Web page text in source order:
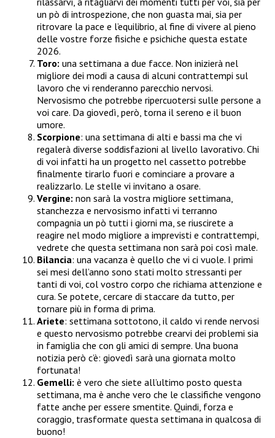
un pò di introspezione, che non guasta mai, sia per
ritrovare la pace e l’equilibrio, al fine di vivere al pieno
delle vostre forze fisiche e psichiche questa estate
2026.
Toro: una settimana a due facce. Non inizierà nel
migliore dei modi a causa di alcuni contrattempi sul
lavoro che vi renderanno parecchio nervosi.
Nervosismo che potrebbe ripercuotersi sulle persone a
voi care. Da giovedì, però, torna il sereno e il buon
umore.
Scorpione: una settimana di alti e bassi ma che vi
regalerà diverse soddisfazioni al livello lavorativo. Chi
di voi infatti ha un progetto nel cassetto potrebbe
finalmente tirarlo fuori e cominciare a provare a
realizzarlo. Le stelle vi invitano a osare.
Vergine: non sarà la vostra migliore settimana,
stanchezza e nervosismo infatti vi terranno
compagnia un pò tutti i giorni ma, se riuscirete a
reagire nel modo migliore a imprevisti e contrattempi,
vedrete che questa settimana non sarà poi così male.
Bilancia: una vacanza è quello che vi ci vuole. I primi
sei mesi dell’anno sono stati molto stressanti per
tanti di voi, col vostro corpo che richiama attenzione e
cura. Se potete, cercare di staccare da tutto, per
tornare più in forma di prima.
Ariete: settimana sottotono, il caldo vi rende nervosi
e questo nervosismo potrebbe crearvi dei problemi sia
in famiglia che con gli amici di sempre. Una buona
notizia però c’è: giovedì sarà una giornata molto
fortunata!
Gemelli: è vero che siete all’ultimo posto questa
settimana, ma è anche vero che le classifiche vengono
fatte anche per essere smentite. Quindi, forza e
coraggio, trasformate questa settimana in qualcosa di
buono!